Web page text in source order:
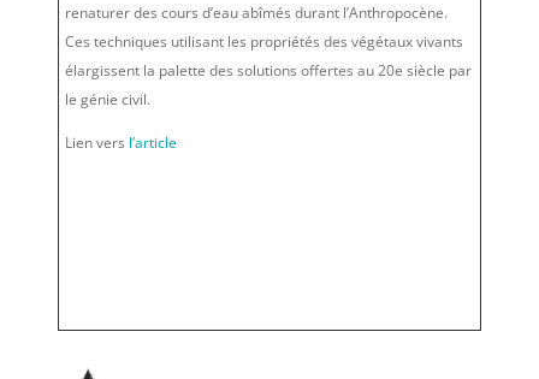
renaturer des cours d’eau abîmés durant l’Anthropocène.
Ces techniques utilisant les propriétés des végétaux vivants
élargissent la palette des solutions offertes au 20e siècle par
le génie civil.
Lien vers l’article